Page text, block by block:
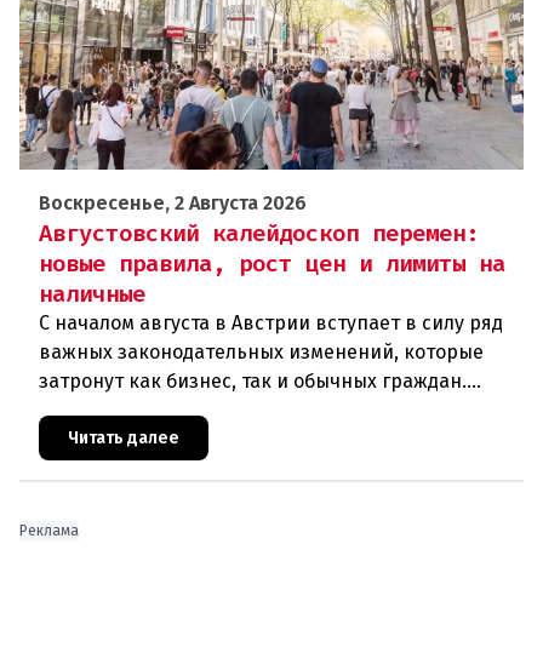
Воскресенье, 2 Августа 2026
Августовский калейдоскоп перемен:
новые правила, рост цен и лимиты на
наличные
С началом августа в Австрии вступает в силу ряд
важных законодательных изменений, которые
затронут как бизнес, так и обычных граждан.
Ключевые нововведения сконцентрированы в
строительном секторе и сф
Читать далее
Реклама